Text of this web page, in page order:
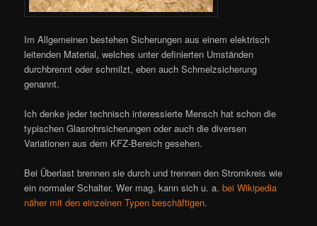
Im Allgemeinen bestehen Sicherungen aus einem elektrisch
leitenden Material, welches unter definierten Umständen
durchbrennt oder schmilzt, eben auch Schmelzsicherung
genannt.
Ich denke jeder technisch interessierte Mensch hat schon die
typischen Glasrohrsicherungen oder auch die diversen
Variationen aus dem KFZ-Bereich gesehen.
Bei Überlast brennen sie durch und trennen den Stromkreis wie
ein normaler Schalter. Wer mag, kann sich u. a.bei Wikipedia
näher mit den einzelnen Typen beschäftigen.